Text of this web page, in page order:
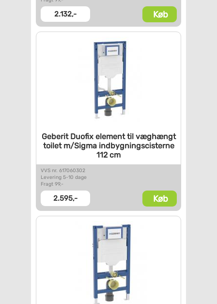
2.132,- Køb
Geberit Duofix element tilvæghængt
toilet m/Sigmaindbygningscisterne
112 cm
VVS nr. 617060302
Levering 5-10 dage
Fragt 99,-
2.595,- Køb